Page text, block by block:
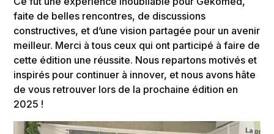
faite de belles rencontres, de discussions
constructives, et d’une vision partagée pour un avenir
meilleur. Merci à tous ceux qui ont participé à faire de
cette édition une réussite. Nous repartons motivés et
inspirés pour continuer à innover, et nous avons hâte
de vous retrouver lors de la prochaine édition en
2025 !